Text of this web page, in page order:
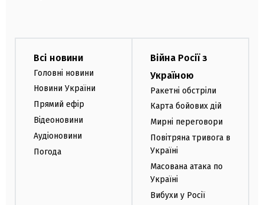
Всі новини
Головні новини
Новини України
Прямий ефір
Відеоновини
Аудіоновини
Погода
Війна Росії з
Україною
Ракетні обстріли
Карта бойових дій
Мирні переговори
Повітряна тривога в
Україні
Масована атака по
Україні
Вибухи у Росії